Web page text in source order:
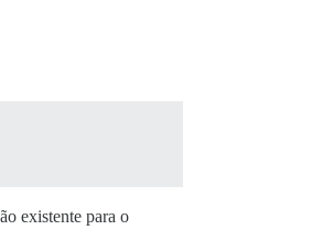
existente para o